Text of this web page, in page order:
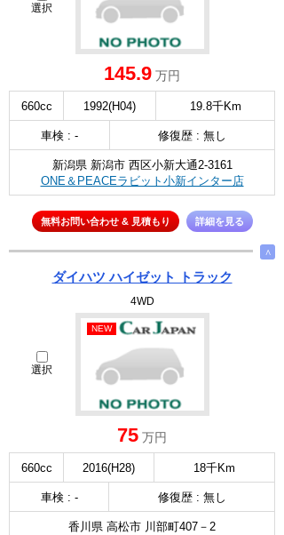
選択
145.9 万円
660cc 1992(H04) 19.8千Km
車検 : - 修復歴 : 無し
新潟県 新潟市 西区小新大通2-3161
ONE＆PEACEラビット小新インター店
無料お問い合わせ & 見積もり 詳細を見る
∧
ダイハツ ハイゼット トラック
4WD
選択
NEW
75 万円
660cc 2016(H28) 18千Km
車検 : - 修復歴 : 無し
香川県 高松市 川部町407－2